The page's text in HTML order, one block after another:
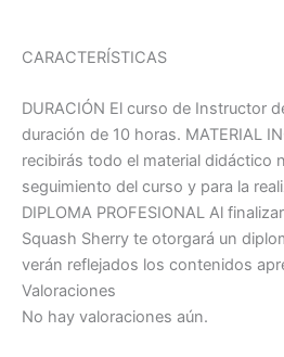
CARACTERÍSTICAS
DURACIÓN El curso de Instructor
duración de 10 horas. MATERIAL
recibirás todo el material didáctico
seguimiento del curso y para la
DIPLOMA PROFESIONAL Al
Squash Sherry te otorgará un
verán reflejados los contenidos
Valoraciones
No hay valoraciones aún.